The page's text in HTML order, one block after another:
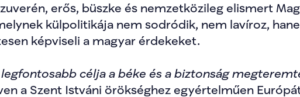
erős, büszke és nemzetközileg elismert
külpolitikája nem sodródik, nem lavíroz,
képviseli a magyar érdekeket.
célja a béke és a biztonság
a Szent Istváni örökséghez egyértelműen